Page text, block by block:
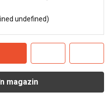
undefined)
magazin